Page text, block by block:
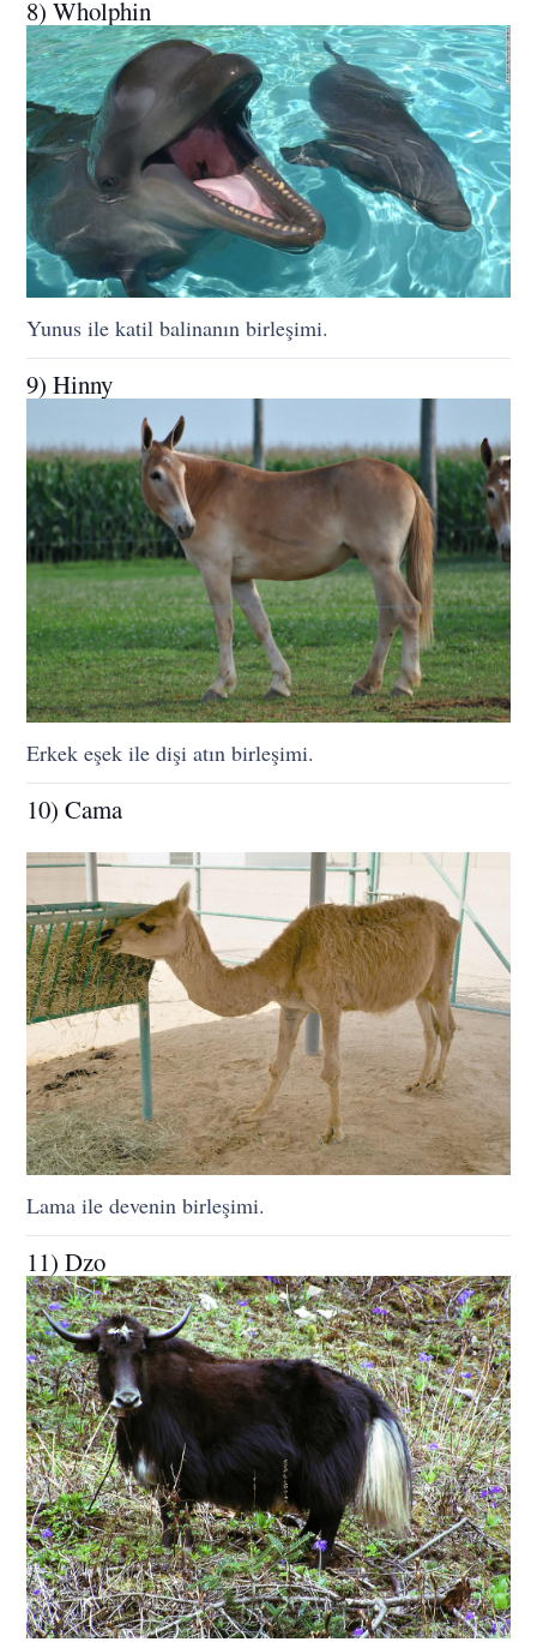
8) Wholphin
Yunus ile katil balinanın birleşimi.
9) Hinny
Erkek eşek ile dişi atın birleşimi.
10) Cama
Lama ile devenin birleşimi.
11) Dzo